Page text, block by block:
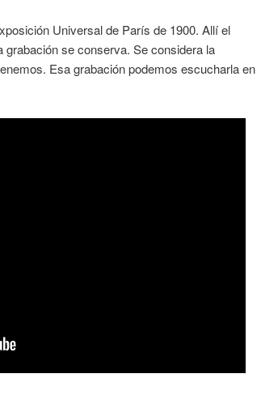
Universal de París de 1900. Allí el
se conserva. Se considera la
Esa grabación podemos escucharla en